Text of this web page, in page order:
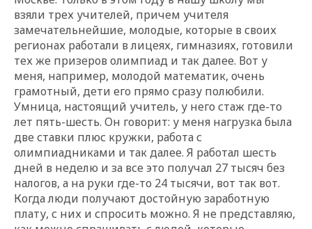
взяли трех учителей, причем учителя
замечательнейшие, молодые, которые в своих
регионах работали в лицеях, гимназиях, готовили
тех же призеров олимпиад и так далее. Вот у
меня, например, молодой математик, очень
грамотный, дети его прямо сразу полюбили.
Умница, настоящий учитель, у него стаж где-то
лет пять-шесть. Он говорит: у меня нагрузка была
две ставки плюс кружки, работа с
олимпиадниками и так далее. Я работал шесть
дней в неделю и за все это получал 27 тысяч без
налогов, а на руки где-то 24 тысячи, вот так вот.
Когда люди получают достойную заработную
плату, с них и спросить можно. Я не представляю,